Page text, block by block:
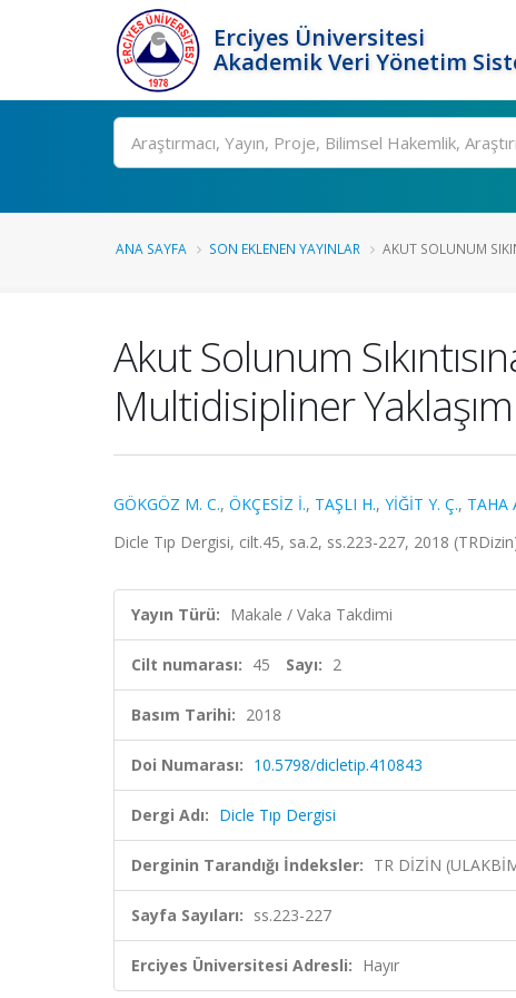
Erciyes Üniversitesi
Akademik Veri Yönetim
Ara
ANA SAYFA SON EKLENEN YAYINLAR AKUT SOLUNUM
Akut Solunum
Multidisipliner
GÖKGÖZ M. C., ÖKÇESİZ İ., TAŞLI H., YİĞİT Y. Ç., TAHA
Dicle Tıp Dergisi, cilt.45, sa.2, ss.223-227, 2018
Yayın Türü: Makale / Vaka Takdimi
Cilt numarası: 45 Sayı: 2
Basım Tarihi: 2018
Doi Numarası: 10.5798/dicletip.410843
Dergi Adı: Dicle Tıp Dergisi
Derginin Tarandığı İndeksler: TR DİZİN
Sayfa Sayıları: ss.223-227
Erciyes Üniversitesi Adresli: Hayır